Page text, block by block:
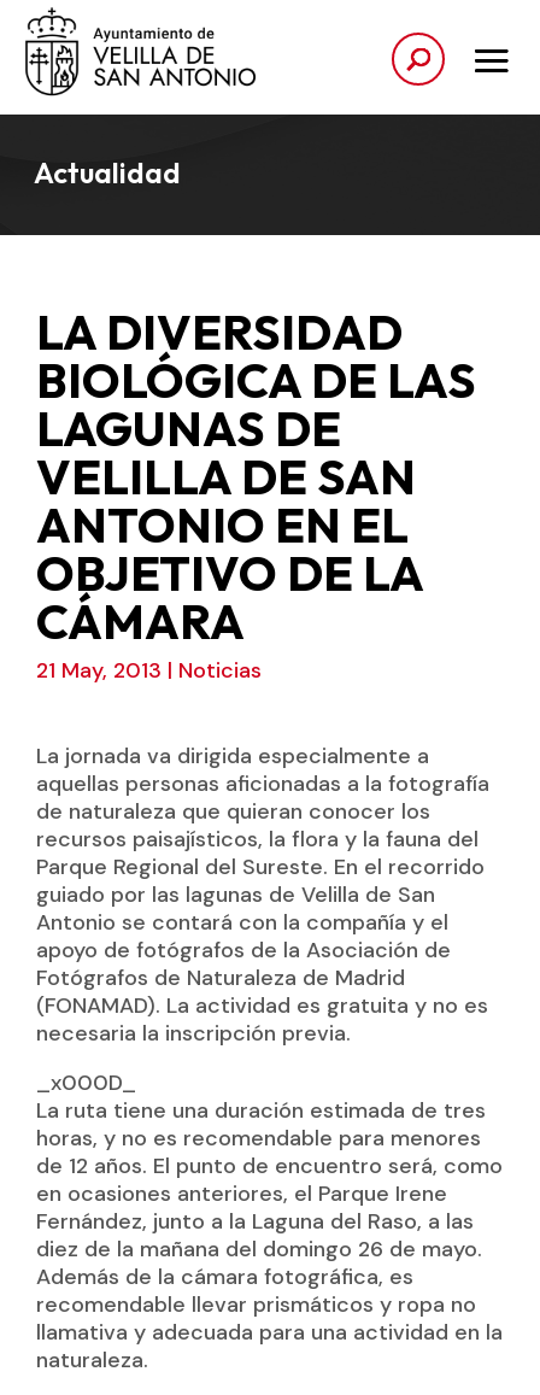
Actualidad
LA DIVERSIDAD
BIOLÓGICA DE LAS
LAGUNAS DE
VELILLA DE SAN
ANTONIO EN EL
OBJETIVO DE LA
CÁMARA
21 May, 2013 | Noticias
La jornada va dirigida especialmente a
aquellas personas aficionadas a la fotografía
de naturaleza que quieran conocer los
recursos paisajísticos, la flora y la fauna del
Parque Regional del Sureste. En el recorrido
guiado por las lagunas de Velilla de San
Antonio se contará con la compañía y el
apoyo de fotógrafos de la Asociación de
Fotógrafos de Naturaleza de Madrid
(FONAMAD). La actividad es gratuita y no es
necesaria la inscripción previa.
_x000D_
La ruta tiene una duración estimada de tres
horas, y no es recomendable para menores
de 12 años. El punto de encuentro será, como
en ocasiones anteriores, el Parque Irene
Fernández, junto a la Laguna del Raso, a las
diez de la mañana del domingo 26 de mayo.
Además de la cámara fotográfica, es
recomendable llevar prismáticos y ropa no
llamativa y adecuada para una actividad en la
naturaleza.